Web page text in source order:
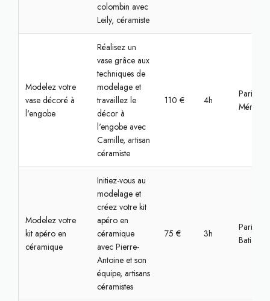
colombin avec
Leily, céramiste
Modelez votre
vase décoré à
l'engobe
Réalisez un
vase grâce aux
techniques de
modelage et
travaillez le
décor à
l'engobe avec
Camille, artisan
céramiste
110 € 4h
Paris,
Modelez votre
kit apéro en
céramique
Initiez-vous au
modelage et
créez votre kit
apéro en
céramique
avec Pierre-
Antoine et son
équipe, artisans
céramistes
75 € 3h
Paris,